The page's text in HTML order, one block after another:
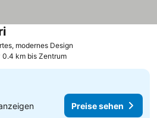
modernes Design
0.4 km bis Zentrum
Preise sehen